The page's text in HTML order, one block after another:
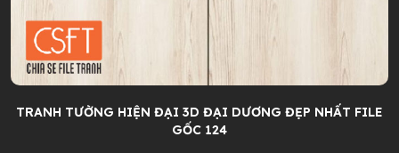
TRANH TƯỜNG HIỆN ĐẠI 3D ĐẠI DƯƠNG ĐẸP NHẤT FILE
GỐC 124